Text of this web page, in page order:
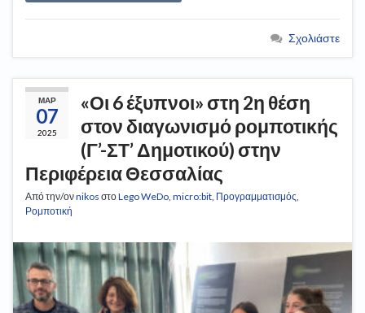
Σχολιάστε
ΜΑΡ
07
2025
«Οι 6 έξυπνοι» στη 2η θέση
στον διαγωνισμό ρομποτικής
(Γ’-ΣΤ’ Δημοτικού) στην
Περιφέρεια Θεσσαλίας
Από την/ονnikos στοLego WeDo, micro:bit, Προγραμματισμός,
Ρομποτική